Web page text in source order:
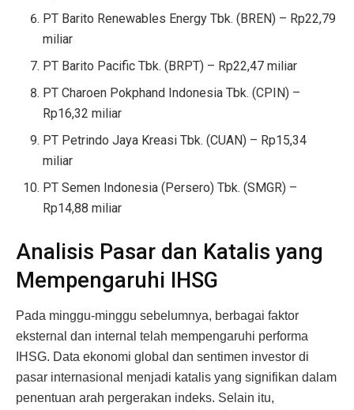
PT Barito Renewables Energy Tbk. (BREN) – Rp22,79
miliar
PT Barito Pacific Tbk. (BRPT) – Rp22,47 miliar
PT Charoen Pokphand Indonesia Tbk. (CPIN) –
Rp16,32 miliar
PT Petrindo Jaya Kreasi Tbk. (CUAN) – Rp15,34
miliar
PT Semen Indonesia (Persero) Tbk. (SMGR) –
Rp14,88 miliar
Analisis Pasar dan Katalis yang
Mempengaruhi IHSG
Pada minggu-minggu sebelumnya, berbagai faktor
eksternal dan internal telah mempengaruhi performa
IHSG. Data ekonomi global dan sentimen investor di
pasar internasional menjadi katalis yang signifikan dalam
penentuan arah pergerakan indeks. Selain itu,